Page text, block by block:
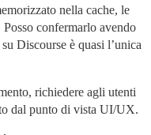
nella cache, le
confermarlo avendo
Discourse è quasi l’unica
richiedere agli utenti
dal punto di vista UI/UX.